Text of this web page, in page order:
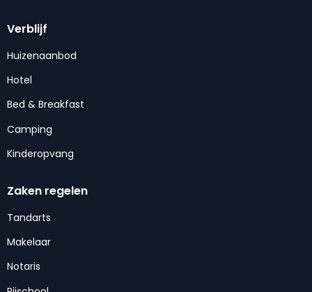
Verblijf
Huizenaanbod
Hotel
Bed & Breakfast
Camping
Kinderopvang
Zaken regelen
Tandarts
Makelaar
Notaris